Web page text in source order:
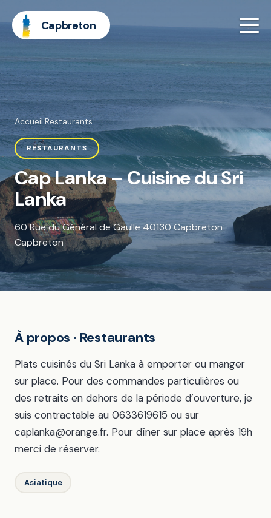
Capbreton
Accueil·Restaurants
RESTAURANTS
Cap Lanka – Cuisine du Sri
Lanka
60 Rue du Général de Gaulle 40130 Capbreton
Capbreton
À propos · Restaurants
Plats cuisinés du Sri Lanka à emporter ou manger
sur place. Pour des commandes particulières ou
des retraits en dehors de la période d’ouverture, je
suis contractable au 0633619615 ou sur
caplanka@orange.fr. Pour dîner sur place après 19h
merci de réserver.
Asiatique